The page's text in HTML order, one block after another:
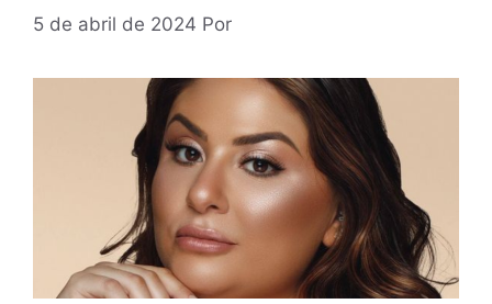
5 de abril de 2024 Por